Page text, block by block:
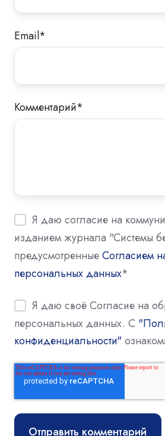
Email*
Комментарий*
Я даю согласие на
изданием журнала "Системы
предусмотренныеСогласием
персональных данных*
Я даю своё Согласие на
персональных данных. С
конфиденциальности"